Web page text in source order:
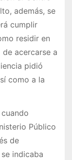
además, se
cumplir
residir en
acercarse a
pidió
como a la
Público
de
indicaba